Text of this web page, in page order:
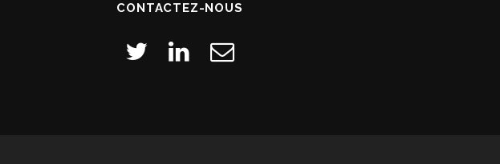
CONTACTEZ-NOUS